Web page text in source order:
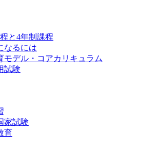
と4年制課程
なるには
モデル・コアカリキュラム
試験
家試験
育